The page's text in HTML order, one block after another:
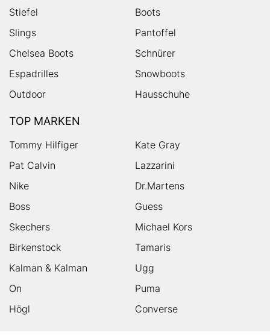
Stiefel
Boots
Slings
Pantoffel
Chelsea Boots
Schnürer
Espadrilles
Snowboots
Outdoor
Hausschuhe
TOP MARKEN
Tommy Hilfiger
Kate Gray
Pat Calvin
Lazzarini
Nike
Dr.Martens
Boss
Guess
Skechers
Michael Kors
Birkenstock
Tamaris
Kalman & Kalman
Ugg
On
Puma
Högl
Converse